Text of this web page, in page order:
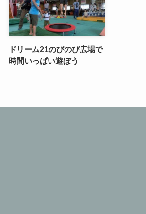
ドリーム21のびのび広場で
時間いっぱい遊ぼう